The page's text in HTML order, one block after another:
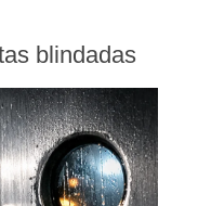
blindadas